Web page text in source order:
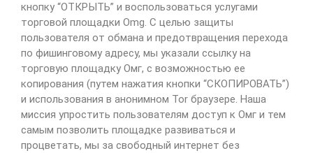
кнопку “ОТКРЫТЬ” и воспользоваться услугами
торговой площадки Omg. С целью защиты
пользователя от обмана и предотвращения перехода
по фишинговому адресу, мы указали ссылку на
торговую площадку Омг, с возможностью ее
копирования (путем нажатия кнопки “СКОПИРОВАТЬ”)
и использования в анонимном Tor браузере. Наша
миссия упростить пользователям доступ к Омг и тем
самым позволить площадке развиваться и
процветать, мы за свободный интернет без